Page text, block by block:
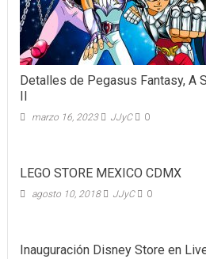
Detalles de Pegasus Fantasy, A
marzo 16, 2023 JJyC 0
LEGO STORE MEXICO CDMX
agosto 10, 2018 JJyC 0
Inauguración Disney Store en